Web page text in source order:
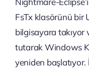
FsTx klasörünü bir
bilgisayara takıyor
tutarak Windows
yeniden başlatıyor.